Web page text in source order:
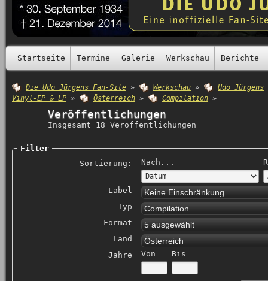
Startseite Termine Galerie Werkschau Berichte
Die Udo Jürgens Fan-Site » Werkschau » Udo Jürgens
Vinyl-EP & LP » Österreich » Compilation »
Veröffentlichungen
Insgesamt 18 Veröffentlichungen
Filter
Sortierung:
Nach...
Label Keine Einschränkung
Typ Compilation
Format 5 ausgewählt
Land Österreich
Jahre Von Bis